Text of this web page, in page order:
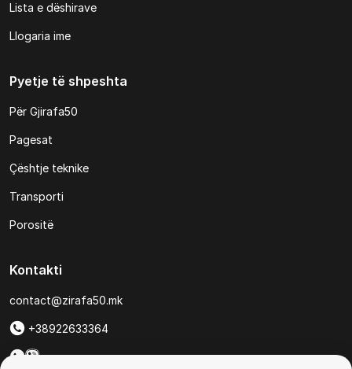
Lista e dëshirave
Llogaria ime
Pyetje të shpeshta
Për Gjirafa50
Pagesat
Çështje teknike
Transporti
Porositë
Kontakti
contact@zirafa50.mk
+38922633364